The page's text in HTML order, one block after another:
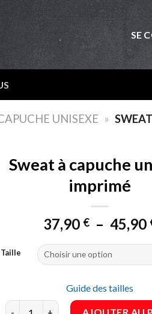
SE
UNISEXE »
Sweat à capuche
imprimé
37,90 € – 45,90
Taille
Guide des tailles
quantité de Sweat à capuche